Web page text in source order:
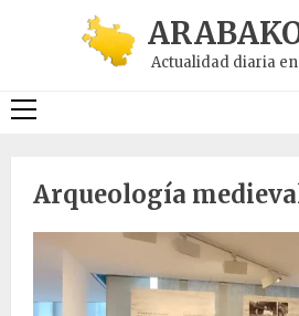
Actualidad diaria
Menú
Arqueología